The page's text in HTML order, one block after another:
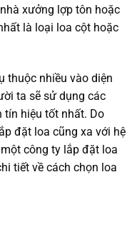
xưởng lợp tôn hoặc
là loại loa cột hoặc
thuộc nhiều vào diện
ta sẽ sử dụng các
tín hiệu tốt nhất. Do
đặt loa cũng xa với hệ
công ty lắp đặt loa
tiết về cách chọn loa